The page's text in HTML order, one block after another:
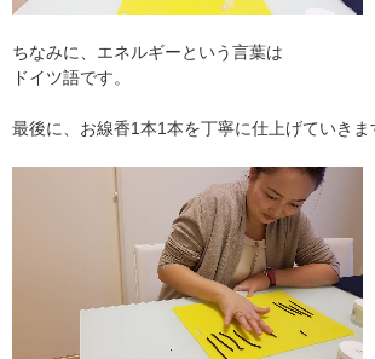
ちなみに、エネルギーという言葉は
ドイツ語です。
最後に、お線香1本1本を丁寧に仕上げていきま